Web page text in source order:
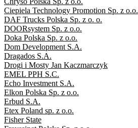
Ciepiela Technology Promotion Sp. z o.o.
DAF Trucks Polska Sp. z o. o.
DOORsystem Sp. z o.o.
Doka Polska Sp. z o.o.
Dom Development S.A.
Dragados S.A.
Drogi i Mosty Jan Kaczmarczyk
EMEL PPH S.C.
Echo Investment S.A.
Elkon Polska Sp. z o.o.
Erbud S.A.
Etex Poland sp. z o.o.
Fisher State